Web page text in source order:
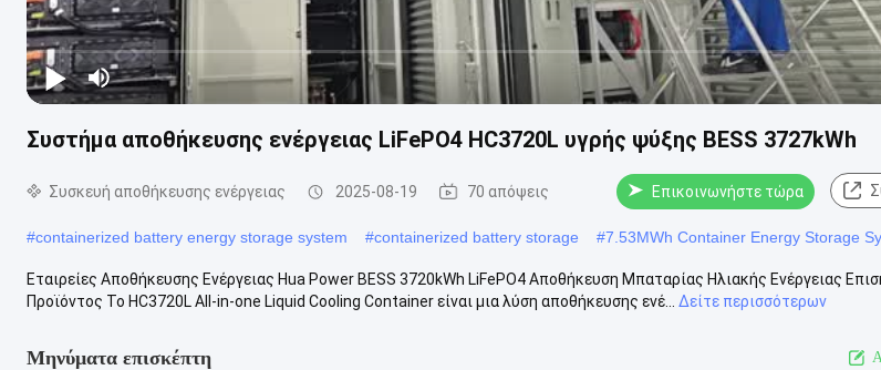
Συστήμα αποθήκευσης ενέργειας LiFePO4 HC3720L υγρής ψύξης BESS 3727kWh
Συσκευή αποθήκευσης ενέργειας 2025-08-19 70 απόψεις Επικοινωνήστε τώρα
#containerized battery energy storage system #containerized battery storage #7.53MWh Container Energy Storage
Εταιρείες Αποθήκευσης Ενέργειας Hua Power BESS 3720kWh LiFePO4 Αποθήκευση Μπαταρίας Ηλιακής Ενέργειας
Προϊόντος Το HC3720L All-in-one Liquid Cooling Container είναι μια λύση αποθήκευσης ενέ...
Δείτε περισσότερων
Μηνύματα επισκέπτη